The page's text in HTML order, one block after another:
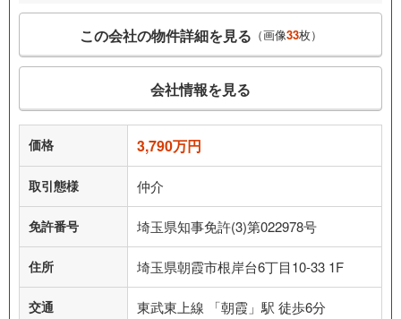
この会社の物件詳細を見る （画像33枚）
会社情報を見る
価格 3,790万円
取引態様 仲介
免許番号 埼玉県知事免許(3)第022978号
住所 埼玉県朝霞市根岸台6丁目10-33 1F
交通 東武東上線 「朝霞」駅 徒歩6分